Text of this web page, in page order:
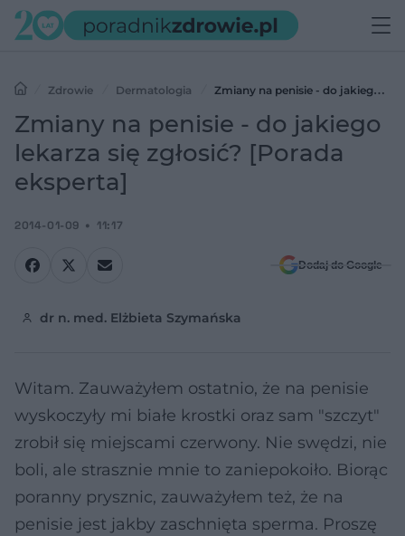
Zdrowie Dermatologia
Zmiany na penisie - do jakiego
lekarza się zgłosić? [Porada eksperta]
Zmiany na penisie - do jakiego
lekarza się zgłosić? [Porada
eksperta]
2014-01-09 11:17
Dodaj do Google
dr n. med. Elżbieta Szymańska
Witam. Zauważyłem ostatnio, że na penisie
wyskoczyły mi białe krostki oraz sam "szczyt"
zrobił się miejscami czerwony. Nie swędzi, nie
boli, ale strasznie mnie to zaniepokoiło. Biorąc
poranny prysznic, zauważyłem też, że na
penisie jest jakby zaschnięta sperma. Proszę